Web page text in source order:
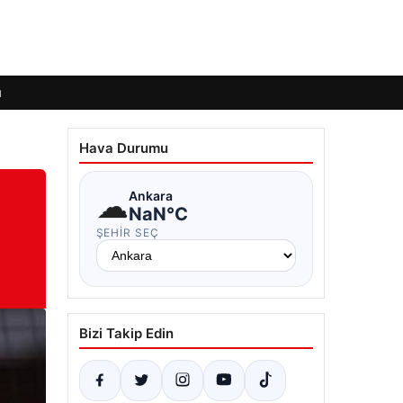
Hava Durumu
☁Ankara
NaN°C
ŞEHIR SEÇ
Bizi Takip Edin